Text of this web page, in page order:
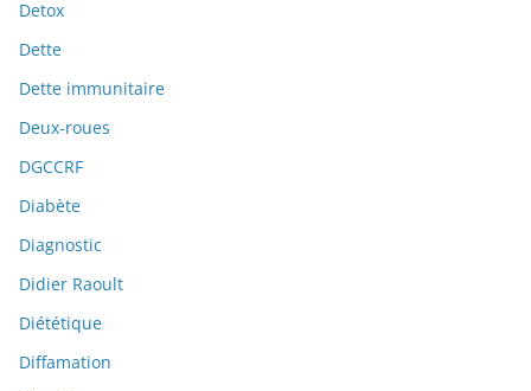
Detox
Dette
Dette immunitaire
Deux-roues
DGCCRF
Diabète
Diagnostic
Didier Raoult
Diététique
Diffamation